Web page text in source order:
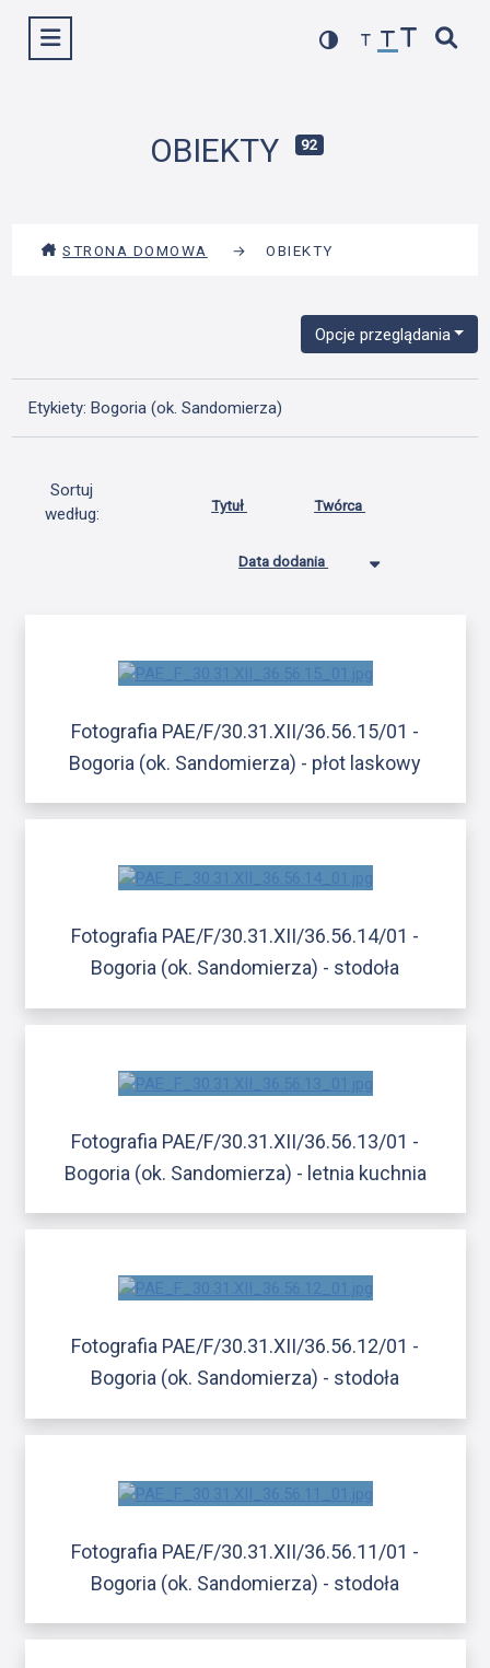
Wyświetl menu
OBIEKTY 92
STRONA DOMOWA → OBIEKTY
Opcje przeglądania
Etykiety: Bogoria (ok. Sandomierza)
Sortuj
według:
Tytuł Twórca
Data dodania
Fotografia PAE/F/30.31.XII/36.56.15/01 -
Bogoria (ok. Sandomierza) - płot laskowy
Fotografia PAE/F/30.31.XII/36.56.14/01 -
Bogoria (ok. Sandomierza) - stodoła
Fotografia PAE/F/30.31.XII/36.56.13/01 -
Bogoria (ok. Sandomierza) - letnia kuchnia
Fotografia PAE/F/30.31.XII/36.56.12/01 -
Bogoria (ok. Sandomierza) - stodoła
Fotografia PAE/F/30.31.XII/36.56.11/01 -
Bogoria (ok. Sandomierza) - stodoła